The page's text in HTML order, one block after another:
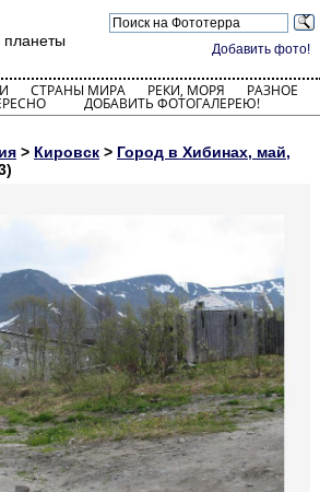
Добавить фото!
планеты
СТРАНЫ МИРА РЕКИ, МОРЯ РАЗНОЕ
ДОБАВИТЬ ФОТОГАЛЕРЕЮ!
> Кировск > Город в Хибинах, май,